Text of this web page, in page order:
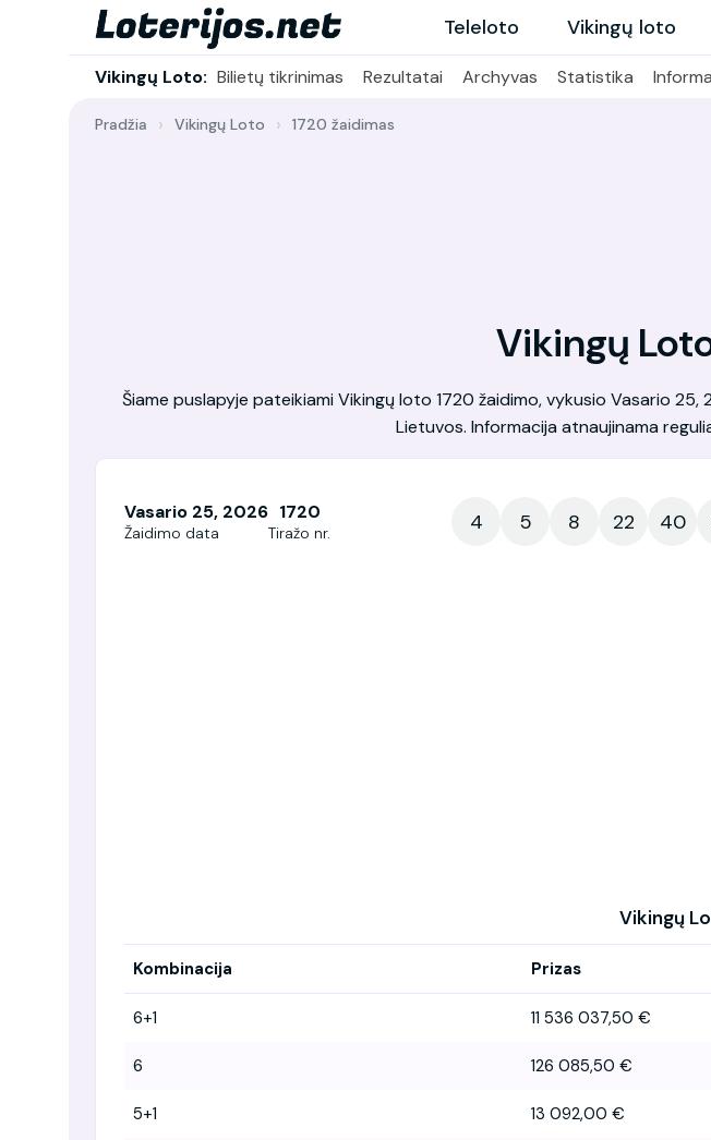
Teleloto Vikingų loto
Vikingų Loto: Bilietų tikrinimas Rezultatai Archyvas Statistika
Pradžia Vikingų Loto 1720 žaidimas
Vikingų
Šiame puslapyje pateikiami Vikingų loto 1720 žaidimo, vykusio Vasario
Lietuvos. Informacija atnaujinama
Vasario 25, 2026
Žaidimo data
1720
Tiražo nr. 4 5 8 22 40
Vikingų
Kombinacija Prizas
6+1 11 536 037,50 €
6 126 085,50 €
5+1 13 092,00 €